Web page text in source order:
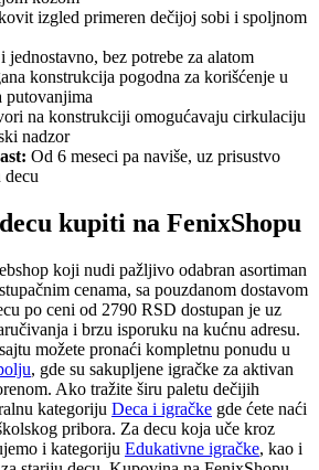
izgled primeren dečijoj sobi i spoljnom
jednostavno, bez potrebe za alatom
konstrukcija pogodna za korišćenje u
putovanjima
na konstrukciji omogućavaju cirkulaciju
nadzor
Od 6 meseci pa naviše, uz prisustvo
decu
kupiti na FenixShopu
koji nudi pažljivo odabran asortiman
cenama, sa pouzdanom dostavom
po ceni od 2790 RSD dostupan je uz
i brzu isporuku na kućnu adresu.
možete pronaći kompletnu ponudu u
, gde su sakupljene igračke za aktivan
Ako tražite širu paletu dečijih
kategoriju Deca i igračke gde ćete naći
pribora. Za decu koja uče kroz
i kategoriju Edukativne igračke, kao i